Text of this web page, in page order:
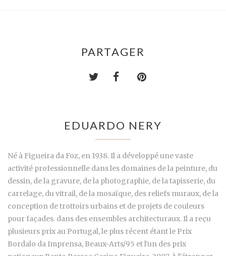
PARTAGER
EDUARDO NERY
Né à Figueira da Foz, en 1938. Il a développé une vaste
activité professionnelle dans les domaines de la peinture, du
dessin, de la gravure, de la photographie, de la tapisserie, du
carrelage, du vitrail, de la mosaïque, des reliefs muraux, de la
conception de trottoirs urbains et de projets de couleurs
pour façades. dans des ensembles architecturaux. Il a reçu
plusieurs prix au Portugal, le plus récent étant le Prix
Bordalo da Imprensa, Beaux-Arts/95 et l'un des prix